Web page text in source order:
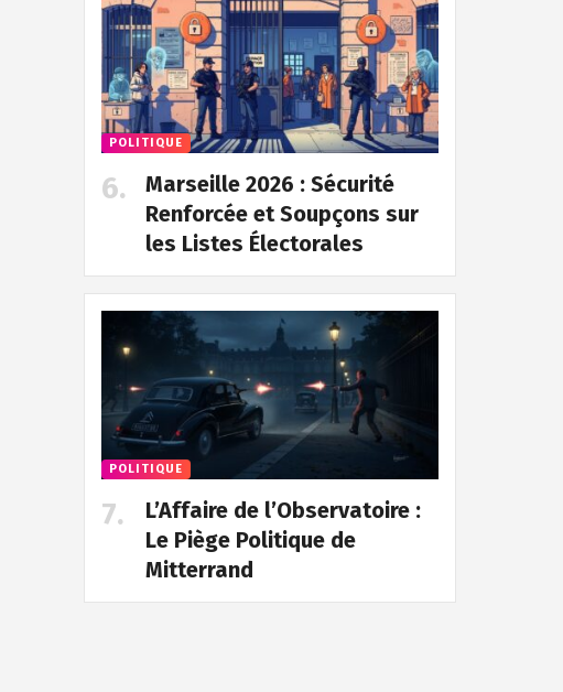
POLITIQUE
Marseille 2026 : Sécurité
Renforcée et Soupçons sur
les Listes Électorales
POLITIQUE
L’Affaire de l’Observatoire :
Le Piège Politique de
Mitterrand